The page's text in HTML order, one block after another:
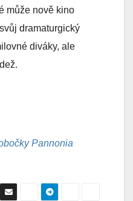
může nově kino
dramaturgický
diváky, ale
Pannonia